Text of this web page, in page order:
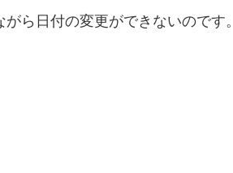
ら日付の変更ができないのです。